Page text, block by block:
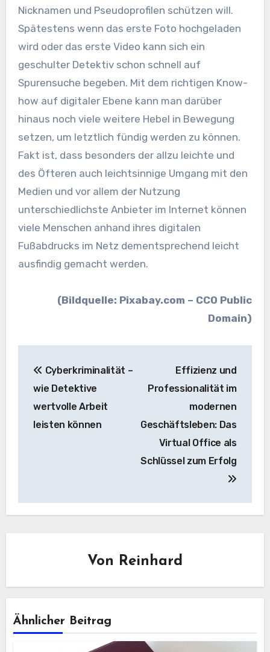
Nicknamen und Pseudoprofilen schützen will.
Spätestens wenn das erste Foto hochgeladen
wird oder das erste Video kann sich ein
geschulter Detektiv schon schnell auf
Spurensuche begeben. Mit dem richtigen Know-
how auf digitaler Ebene kann man darüber
hinaus noch viele weitere Hebel in Bewegung
setzen, um letztlich fündig werden zu können.
Fakt ist, dass besonders der allzu leichte und
des Öfteren auch leichtsinnige Umgang mit den
Medien und vor allem der Nutzung
unterschiedlichste Anbieter im Internet können
viele Menschen anhand ihres digitalen
Fußabdrucks im Netz dementsprechend leicht
ausfindig gemacht werden.
(Bildquelle: Pixabay.com – CC0 Public
Domain)
Cyberkriminalität –
wie Detektive
wertvolle Arbeit
leisten können
Effizienz und
Professionalität im
modernen
Geschäftsleben: Das
Virtual Office als
Schlüssel zum Erfolg
Von Reinhard
Ähnlicher Beitrag